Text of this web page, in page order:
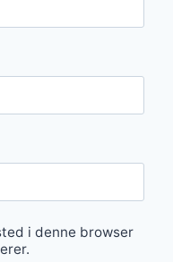
i denne browser